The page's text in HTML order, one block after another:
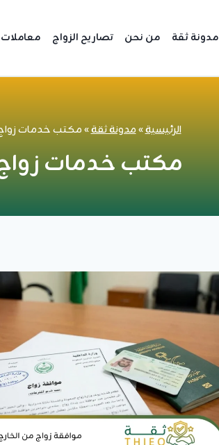
مدونة ثقة من نحن تصاريح الزواج
الرئيسية»مدونة ثقة»مكتب خدمات
مكتب خدمات